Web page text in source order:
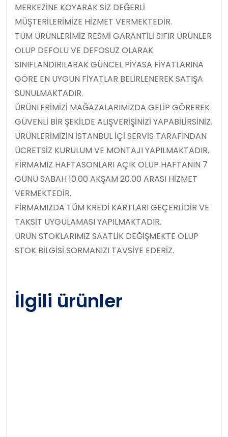
MERKEZİNE KOYARAK SİZ DEĞERLİ
MÜŞTERİLERİMİZE HİZMET VERMEKTEDİR.
TÜM ÜRÜNLERİMİZ RESMİ GARANTİLİ SIFIR ÜRÜNLER
OLUP DEFOLU VE DEFOSUZ OLARAK
SINIFLANDIRILARAK GÜNCEL PİYASA FİYATLARINA
GÖRE EN UYGUN FİYATLAR BELİRLENEREK SATIŞA
SUNULMAKTADIR.
ÜRÜNLERİMİZİ MAĞAZALARIMIZDA GELİP GÖREREK
GÜVENLİ BİR ŞEKİLDE ALIŞVERİŞİNİZİ YAPABİLİRSİNİZ.
ÜRÜNLERİMİZİN İSTANBUL İÇİ SERVİS TARAFINDAN
ÜCRETSİZ KURULUM VE MONTAJI YAPILMAKTADIR.
FİRMAMIZ HAFTASONLARI AÇIK OLUP HAFTANIN 7
GÜNÜ SABAH 10.00 AKŞAM 20.00 ARASI HİZMET
VERMEKTEDİR.
FİRMAMIZDA TÜM KREDİ KARTLARI GEÇERLİDİR VE
TAKSİT UYGULAMASI YAPILMAKTADIR.
ÜRÜN STOKLARIMIZ SAATLİK DEĞİŞMEKTE OLUP
STOK BİLGİSİ SORMANIZI TAVSİYE EDERİZ.
İlgili ürünler